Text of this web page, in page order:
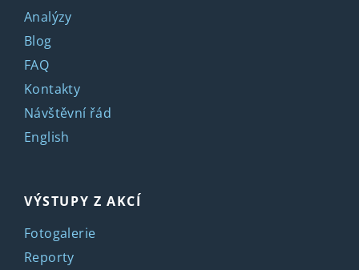
Analýzy
Blog
FAQ
Kontakty
Návštěvní řád
English
VÝSTUPY Z AKCÍ
Fotogalerie
Reporty